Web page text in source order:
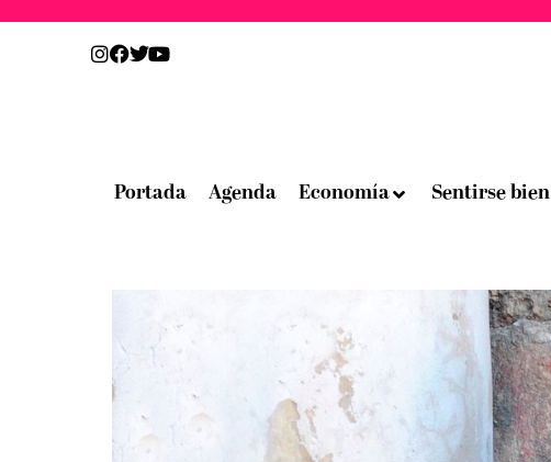
Portada Agenda Economía Sentirse bien